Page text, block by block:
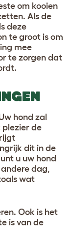
om kooien
Als de
deze
te groot is om
mee
te zorgen dat
hond zal
plezier de
dit in de
u uw hond
dag,
wat
Ook is het
is van de